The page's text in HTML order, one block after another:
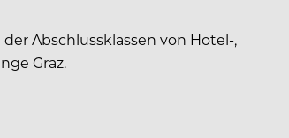
Abschlussklassen von Hotel-,
Graz.